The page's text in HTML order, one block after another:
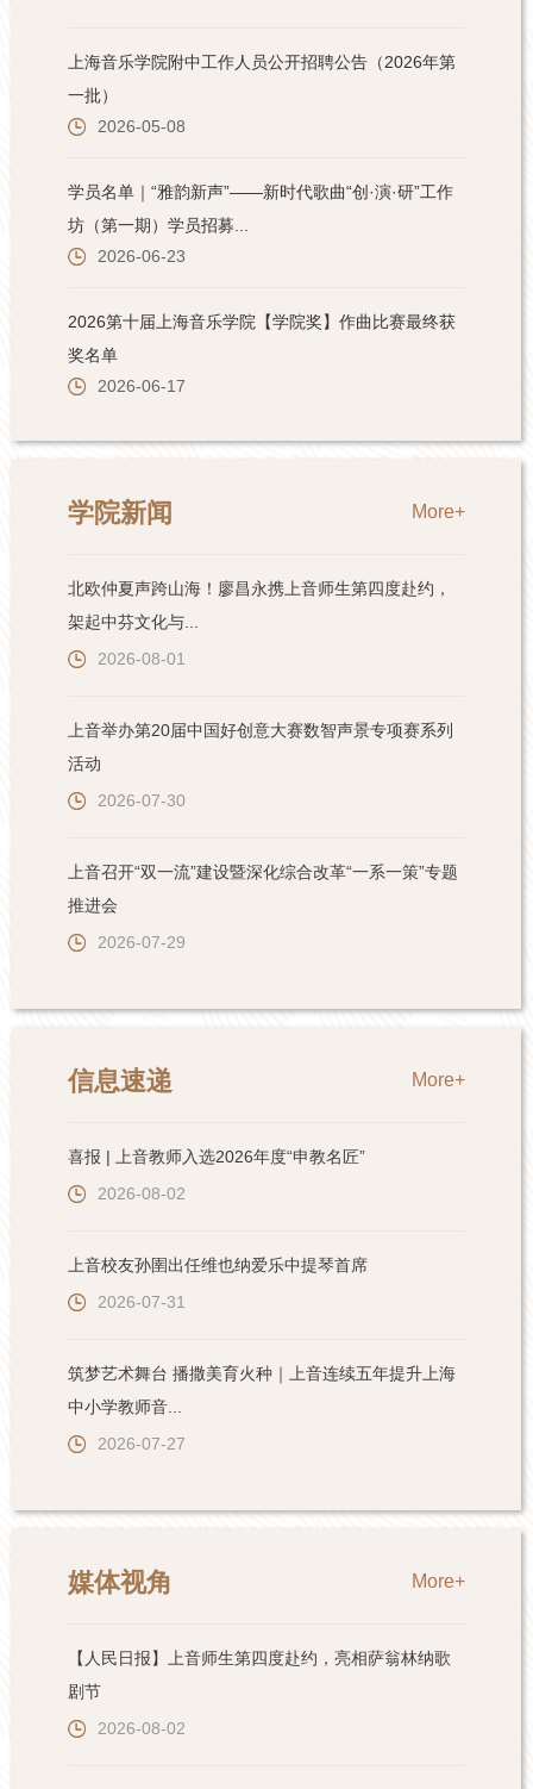
学院新闻 More+
北欧仲夏声跨山海！廖昌永携上音师生第四度赴约，
架起中芬文化与...
2026-08-01
上音举办第20届中国好创意大赛数智声景专项赛系列
活动
2026-07-30
上音召开“双一流”建设暨深化综合改革“一系一策”专题
推进会
2026-07-29
信息速递 More+
喜报 | 上音教师入选2026年度“申教名匠”
2026-08-02
上音校友孙圉出任维也纳爱乐中提琴首席
2026-07-31
筑梦艺术舞台 播撒美育火种｜上音连续五年提升上海
中小学教师音...
2026-07-27
媒体视角 More+
【人民日报】上音师生第四度赴约，亮相萨翁林纳歌
剧节
2026-08-02